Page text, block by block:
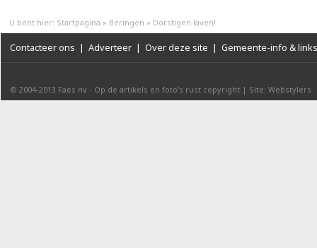
U bent hier: Startpagina » Beringen » Dorstigen laven!
Contacteer ons | Adverteer | Over deze site | Gemeente-info & links
© 2004-2013 Faes nv - Op de artikels en foto’s rust copyright | Site: Webstylers